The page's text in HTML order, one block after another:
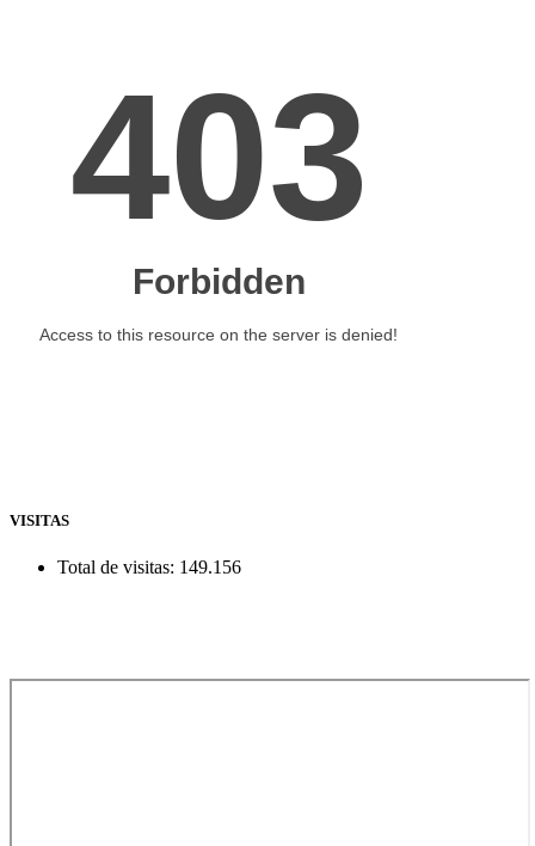
VISITAS
Total de visitas: 149.156